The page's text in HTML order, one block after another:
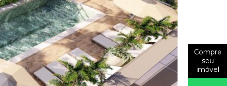
Compre
seu
imóvel